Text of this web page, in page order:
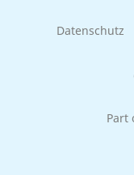
Datenschutz
Part